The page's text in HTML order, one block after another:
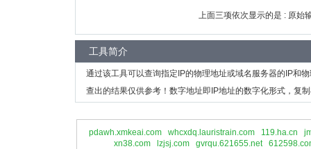
上面三项依次显示的是 : 原始
工具简介
通过该工具可以查询指定IP的物理地址或域名服务器的IP和
查出的结果仅供参考！数字地址即IP地址的数字化形式，复
pdawh.xmkeai.com whcxdq.lauristrain.com 119.ha.cn
xn38.com
lzjsj.com gvrqu.621655.net